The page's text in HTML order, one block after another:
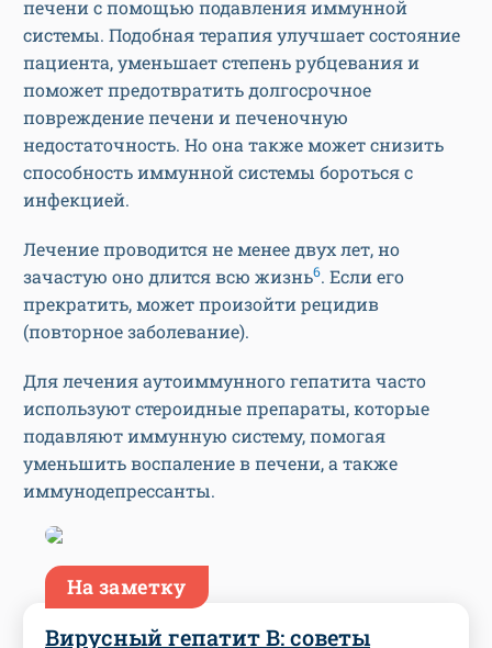
печени с помощью подавления иммунной
системы. Подобная терапия улучшает состояние
пациента, уменьшает степень рубцевания и
поможет предотвратить долгосрочное
повреждение печени и печеночную
недостаточность. Но она также может снизить
способность иммунной системы бороться с
инфекцией.
Лечение проводится не менее двух лет, но
зачастую оно длится всю жизнь6. Если его
прекратить, может произойти рецидив
(повторное заболевание).
Для лечения аутоиммунного гепатита часто
используют стероидные препараты, которые
подавляют иммунную систему, помогая
уменьшить воспаление в печени, а также
иммунодепрессанты.
На заметку
Вирусный гепатит В: советы